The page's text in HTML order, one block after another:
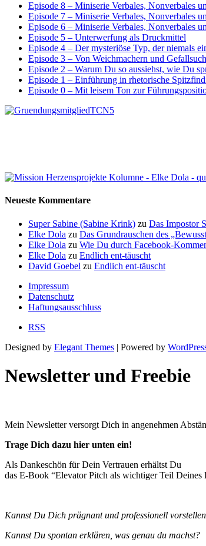
Episode 8 – Miniserie Verbales, Nonverbales
Episode 7 – Miniserie Verbales, Nonverbales
Episode 6 – Miniserie Verbales, Nonverbales
Episode 5 – Unterwerfung als Druckmittel
Episode 4 – Der mysteriöse Typ, der niemals
Episode 3 – Von Weichmachern und
Episode 2 – Warum Du so aussiehst, wie Du
Episode 1 – Einführung in rhetorische
Episode 0 – Mit leisem Ton zur
Neueste Kommentare
Super Sabine (Sabine Krink) zu Das Impostor
Elke Dola zu Das Grundrauschen des
Elke Dola zu Wie Du durch Facebook-
Elke Dola zu Endlich ent-täuscht
David Goebel zu Endlich ent-täuscht
Impressum
Datenschutz
Haftungsausschluss
RSS
Designed by Elegant Themes | Powered by
Newsletter und Freebie
Mein Newsletter versorgt Dich in angenehmen
Trage Dich dazu hier unten ein!
Als Dankeschön für Dein Vertrauen erhältst Du
das E-Book “Elevator Pitch als wichtiger Teil Deines
Kannst Du Dich prägnant und professionell
Kannst Du spontan erklären, was genau du machst?